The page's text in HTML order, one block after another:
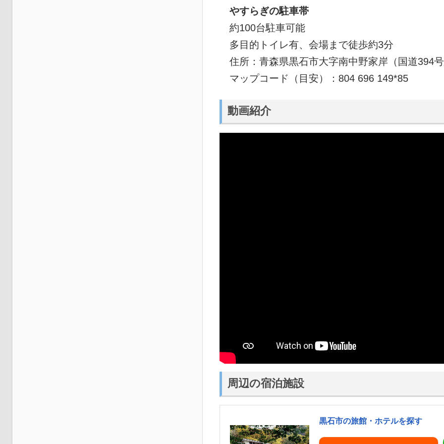
やすらぎの駐車帯
約100台駐車可能
多目的トイレ有、会場まで徒歩約3分
住所：青森県黒石市大字南中野家岸（国道394号
マップコード（目安）：804 696 149*85
動画紹介
周辺の宿泊施設
黒石市の旅館・ホテルを探す